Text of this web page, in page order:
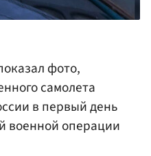
фото,
самолета
в первый день
военной операции